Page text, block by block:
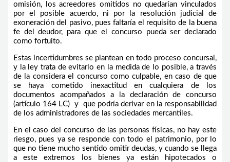
omisión, los acreedores omitidos no quedarían vinculados
por el posible acuerdo, ni por la resolución judicial de
exoneración del pasivo, pues faltaría el requisito de la buena
fe del deudor, para que el concurso pueda ser declarado
como fortuito.
Estas incertidumbres se plantean en todo proceso concursal,
y la ley trata de evitarlo en la medida de lo posible, a través
de la considera el concurso como culpable, en caso de que
se haya cometido inexactitud en cualquiera de los
documentos acompañados a la declaración de concurso
(artículo 164 LC) y que podría derivar en la responsabilidad
de los administradores de las sociedades mercantiles.
En el caso del concurso de las personas físicas, no hay este
riesgo, pues ya se responde con todo el patrimonio, por lo
que no tiene mucho sentido omitir deudas, y cuando se llega
a este extremos los bienes ya están hipotecados o